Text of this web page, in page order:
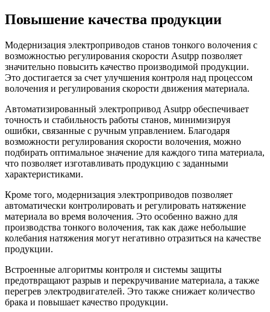
Повышение качества продукции
Модернизация электроприводов станов тонкого волочения с
возможностью регулирования скорости Asutpp позволяет
значительно повысить качество производимой продукции.
Это достигается за счет улучшения контроля над процессом
волочения и регулирования скорости движения материала.
Автоматизированный электропривод Asutpp обеспечивает
точность и стабильность работы станов, минимизируя
ошибки, связанные с ручным управлением. Благодаря
возможности регулирования скорости волочения, можно
подбирать оптимальное значение для каждого типа материала,
что позволяет изготавливать продукцию с заданными
характеристиками.
Кроме того, модернизация электроприводов позволяет
автоматически контролировать и регулировать натяжение
материала во время волочения. Это особенно важно для
производства тонкого волочения, так как даже небольшие
колебания натяжения могут негативно отразиться на качестве
продукции.
Встроенные алгоритмы контроля и системы защиты
предотвращают разрыв и перекручивание материала, а также
перегрев электродвигателей. Это также снижает количество
брака и повышает качество продукции.